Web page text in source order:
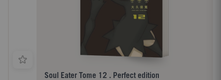
Soul Eater Tome 12 . Perfect edition